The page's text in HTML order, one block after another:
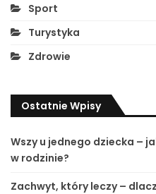
Sport
Turystyka
Zdrowie
Ostatnie Wpisy
Wszy u jednego dziecka –
w rodzinie?
Zachwyt, który leczy –